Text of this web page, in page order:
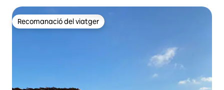
Recomanació del viatger
Recomanació del viatger